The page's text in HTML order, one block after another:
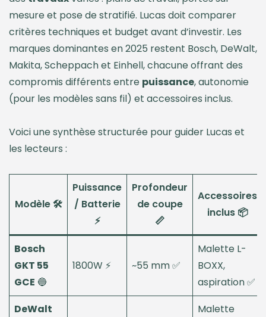
mesure et pose de stratifié. Lucas doit comparer
critères techniques et budget avant d’investir. Les
marques dominantes en 2025 restent Bosch, DeWalt,
Makita, Scheppach et Einhell, chacune offrant des
compromis différents entre puissance, autonomie
(pour les modèles sans fil) et accessoires inclus.
Voici une synthèse structurée pour guider Lucas et
les lecteurs :
Modèle 🛠️
Puissance
/ Batterie
⚡
Profondeur
de coupe
📏
Accessoires
inclus 📦
Bosch
GKT 55
GCE 🔵
1800W ⚡ ~55 mm ✅
Malette L-
BOXX,
aspiration ✅
DeWalt
Malette